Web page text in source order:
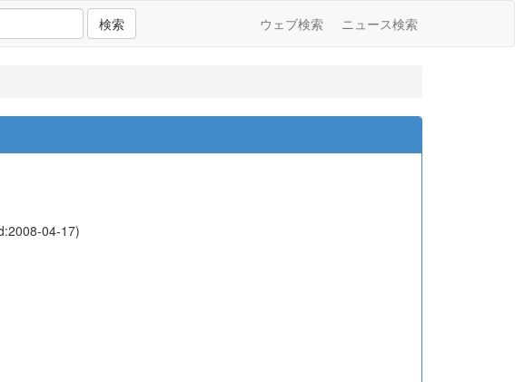
検索 ウェブ検索 ニュース検索
04-17)